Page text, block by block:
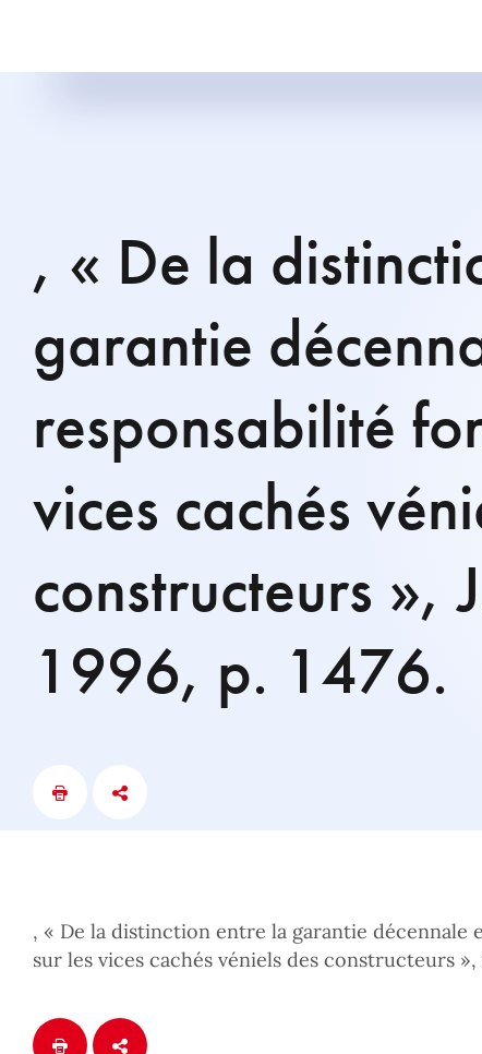
, « De la
garantie
responsabilité
vices cachés
constructeurs »,
1996, p. 1476.
, « De la distinction entre la garantie décennale
sur les vices cachés véniels des constructeurs »,